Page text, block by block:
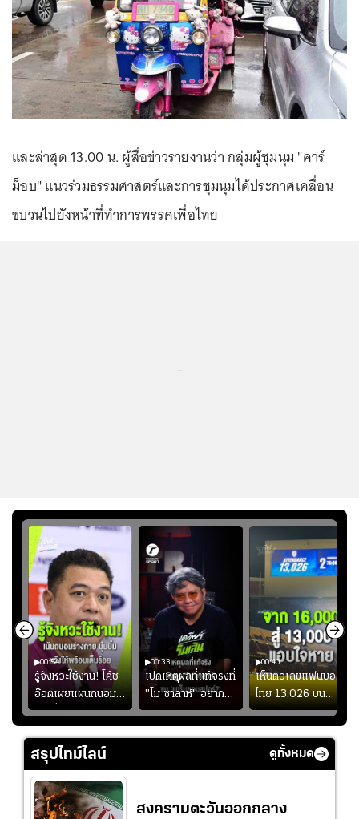
และล่าสุด 13.00 น. ผู้สื่อข่าวรายงานว่า กลุ่มผู้ชุมนุม "คาร์
ม็อบ" แนวร่วมธรรมศาสตร์และการชุมนุมได้ประกาศเคลื่อน
ขบวนไปยังหน้าที่ทำการพรรคเพื่อไทย
00:54
รู้จังหวะใช้งาน! โค้ช
อ๊อตเผยแผนถนอม
“บุ๋มบิ๋ม” เพื่อรักษา
ร่างกายให้พร้อมที่สุด
00:33
เปิดเหตุผลที่แท้จริงที่
"โม ซาลาห์" อยาก
ย้ายซบ "แทร็บซอนส
ปอร์"
00:40
เห็นตัวเลขแฟนบอล
ไทย 13,026 บน
สกอร์บอร์ดแล้วแอบ
ใจหาย น้อยกว่านัดที่
แล้วเจอมาเลเซียตั้ง
สรุปไทม์ไลน์ ดูทั้งหมด
สงครามตะวันออกกลาง